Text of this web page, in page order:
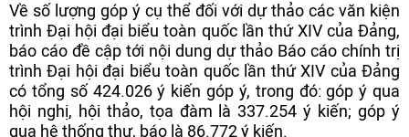
Về số lượng góp ý cụ thể đối với dự thảo các văn kiện
trình Đại hội đại biểu toàn quốc lần thứ XIV của Đảng,
báo cáo đề cập tới nội dung dự thảo Báo cáo chính trị
trình Đại hội đại biểu toàn quốc lần thứ XIV của Đảng
có tổng số 424.026 ý kiến góp ý, trong đó: góp ý qua
hội nghị, hội thảo, tọa đàm là 337.254 ý kiến; góp ý
qua hệ thống thư, báo là 86.772 ý kiến.